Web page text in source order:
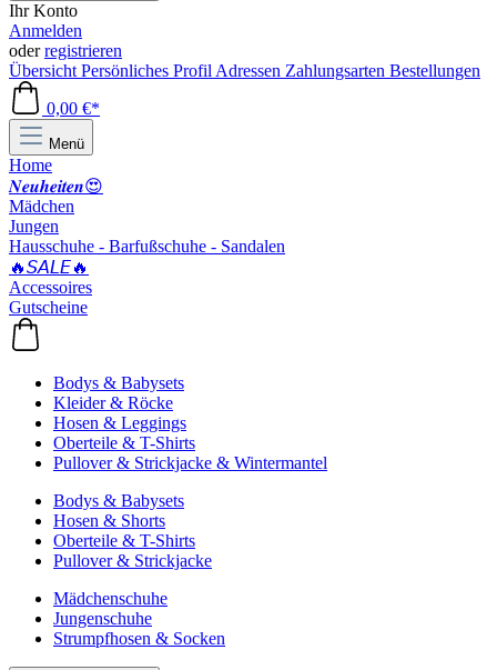
Ihr Konto
Anmelden
oderregistrieren
Übersicht Persönliches Profil Adressen Zahlungsarten Bestellungen
0,00 €*
Menü
Home
𝑵𝒆𝒖𝒉𝒆𝒊𝒕𝒆𝒏😍
Mädchen
Jungen
Hausschuhe - Barfußschuhe - Sandalen
🔥𝘚𝘈𝘓𝘌🔥
Accessoires
Gutscheine
Bodys & Babysets
Kleider & Röcke
Hosen & Leggings
Oberteile & T-Shirts
Pullover & Strickjacke & Wintermantel
Bodys & Babysets
Hosen & Shorts
Oberteile & T-Shirts
Pullover & Strickjacke
Mädchenschuhe
Jungenschuhe
Strumpfhosen & Socken